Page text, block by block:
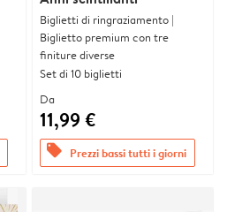
Biglietti di ringraziamento |
Biglietto premium con tre
finiture diverse
Set di 10 biglietti
Da
11,99 €
offers Prezzi bassi tutti i giorni